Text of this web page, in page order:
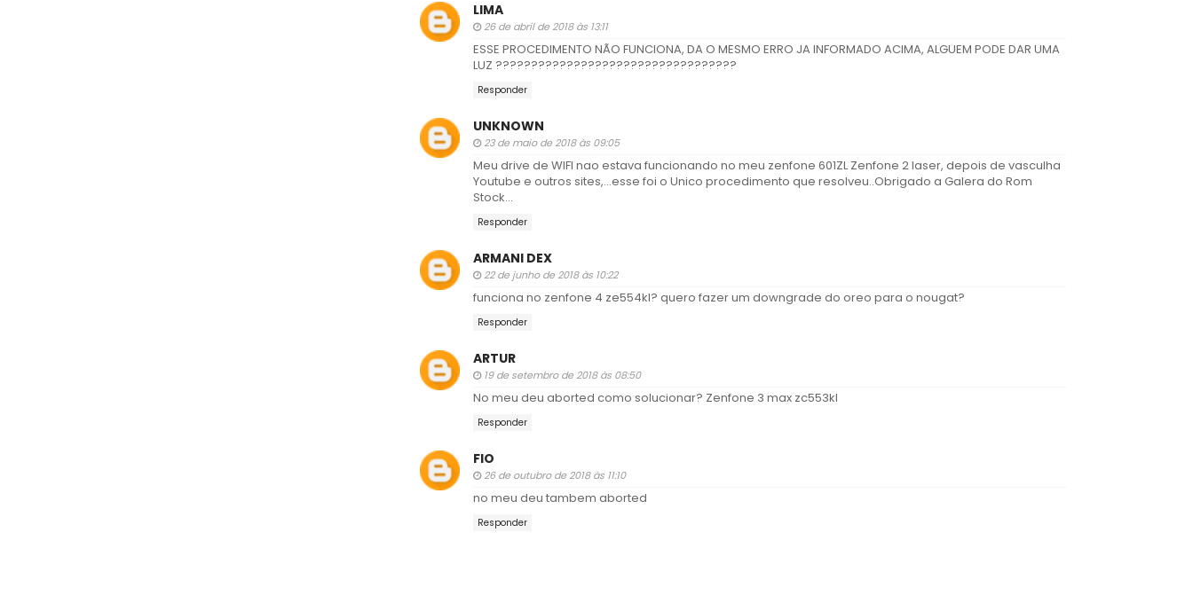
LIMA
26 de abril de 2018 às 13:11
ESSE PROCEDIMENTO NÃO FUNCIONA, DA O MESMO ERRO JA INFORMADO ACIMA, ALGUEM PODE DAR UMA
LUZ ??????????????????????????????????
Responder
UNKNOWN
23 de maio de 2018 às 09:05
Meu drive de WIFI nao estava funcionando no meu zenfone 601ZL Zenfone 2 laser, depois de vasculha
Youtube e outros sites,...esse foi o Unico procedimento que resolveu..Obrigado a Galera do Rom
Stock...
Responder
ARMANI DEX
22 de junho de 2018 às 10:22
funciona no zenfone 4 ze554kl? quero fazer um downgrade do oreo para o nougat?
Responder
ARTUR
19 de setembro de 2018 às 08:50
No meu deu aborted como solucionar? Zenfone 3 max zc553kl
Responder
FIO
26 de outubro de 2018 às 11:10
no meu deu tambem aborted
Responder